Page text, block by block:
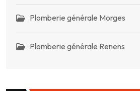
Plomberie générale Morges
Plomberie générale Renens